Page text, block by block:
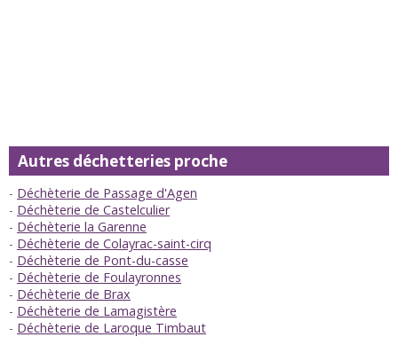
Autres déchetteries proche
Déchèterie de Passage d'Agen
Déchèterie de Castelculier
Déchèterie la Garenne
Déchèterie de Colayrac-saint-cirq
Déchèterie de Pont-du-casse
Déchèterie de Foulayronnes
Déchèterie de Brax
Déchèterie de Lamagistère
Déchèterie de Laroque Timbaut